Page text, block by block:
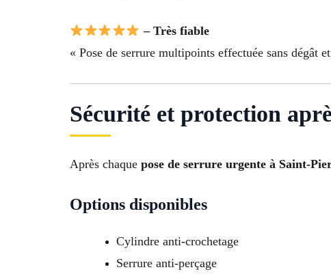
– Très fiable
« Pose de serrure multipoints effectuée sans dégât
Sécurité et protection
Après chaque pose de serrure urgente à Saint-
Options disponibles
Cylindre anti-crochetage
Serrure anti-perçage